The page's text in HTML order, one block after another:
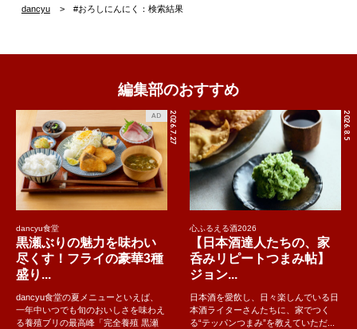
dancyu #おろしにんにく：検索結果
編集部のおすすめ
2026.7.27
AD
dancyu食堂
黒瀬ぶりの魅力を味わい
尽くす！フライの豪華3種
盛り...
dancyu食堂の夏メニューといえば、
一年中いつでも旬のおいしさを味わえ
る養殖ブリの最高峰「完全養殖 黒瀬
2026.8.5
心ふるえる酒2026
【日本酒達人たちの、家
呑みリピートつまみ帖】
ジョン...
日本酒を愛飲し、日々楽しんでいる日
本酒ライターさんたちに、家でつく
る“テッパンつまみ”を教えていただ...